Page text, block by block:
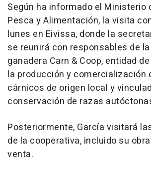
Según ha informado el Ministerio
Pesca y Alimentación, la visita
lunes en Eivissa, donde la
se reunirá con responsables de
ganadera Carn & Coop, entidad
la producción y comercialización
cárnicos de origen local y
conservación de razas
Posteriormente, García visitará
de la cooperativa, incluido su
venta.